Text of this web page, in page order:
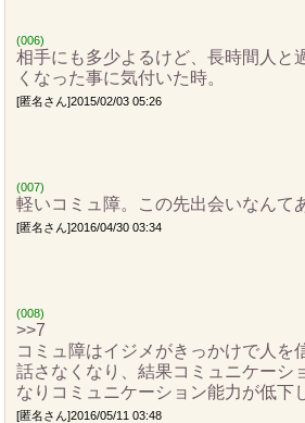
(006)
相手にも多少よるけど、長時間人と
くなった事に気付いた時。
[匿名さん]2015/02/03 05:26
(007)
軽いコミュ障。この先出会いなんて
[匿名さん]2016/04/30 03:34
(008)
>>7
コミュ障はイジメがきっかけで人を
話さなくなり、結果コミュニケーシ
なりコミュニケーション能力が低下
[匿名さん]2016/05/11 03:48